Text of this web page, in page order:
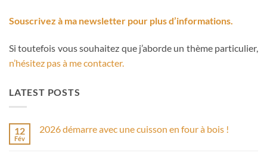
Souscrivez à ma newsletter pour plus d’informations.
Si toutefois vous souhaitez que j’aborde un thème particulier,
n’hésitez pas à me contacter.
LATEST POSTS
12
Fév
2026 démarre avec une cuisson en four à bois !